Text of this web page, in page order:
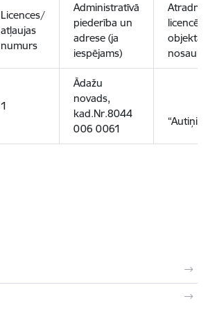
Licences/
atļaujas
numurs
Administratīvā
piederība un
adrese (ja
iespējams)
licencētā
objekta
1
Ādažu
novads,
kad.Nr.8044
006 0061
“Autiņi”